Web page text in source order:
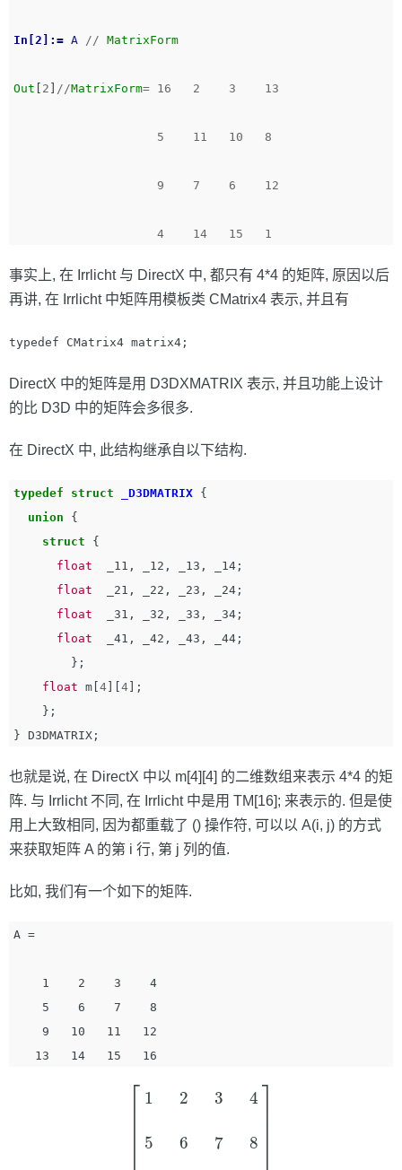
In[2]:= A // MatrixForm
Out 2 //MatrixForm= 16 2 3 13
5 11 10 8
9 7 6 12
4 14 15 1
事实上, 在 Irrlicht 与 DirectX 中, 都只有 4*4 的矩阵, 原因以后
再讲, 在 Irrlicht 中矩阵用模板类 CMatrix4 表示, 并且有
typedef CMatrix4 matrix4;
DirectX 中的矩阵是用 D3DXMATRIX 表示, 并且功能上设计
的比 D3D 中的矩阵会多很多.
在 DirectX 中, 此结构继承自以下结构.
typedef struct _D3DMATRIX {
union
{
struct
{
float
_11 , _12 , _13 , _14 ;
float
_21 , _22 , _23 , _24 ;
float
_31 , _32 , _33 , _34 ;
float
_41 , _42 , _43 , _44 ;
};
float m 4 4 ];
};
} D3DMATRIX ;
也就是说, 在 DirectX 中以 m[4][4] 的二维数组来表示 4*4 的矩
阵. 与 Irrlicht 不同, 在 Irrlicht 中是用 TM[16]; 来表示的. 但是使
用上大致相同, 因为都重载了 () 操作符, 可以以 A(i, j) 的方式
来获取矩阵 A 的第 i 行, 第 j 列的值.
比如, 我们有一个如下的矩阵.
A =
56 14